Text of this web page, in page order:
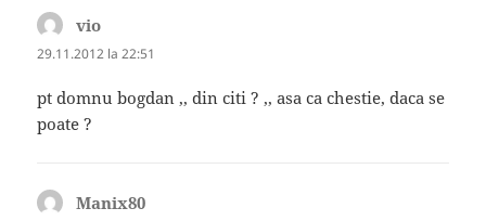
vio
29.11.2012 la 22:51
pt domnu bogdan ,, din citi ? ,, asa ca chestie, daca se
poate ?
Manix80